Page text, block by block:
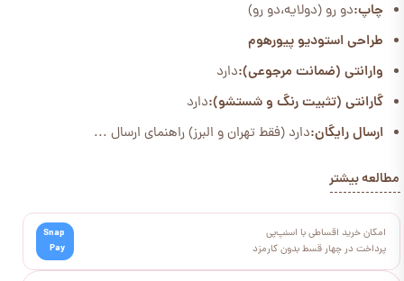
چاپ:دو رو (دولایه،دو رو)
طراحی استودیو پیورهوم
وارانتی (ضمانت مرجوعی):دارد
گارانتی (تثبیت رنگ و شستشو):دارد
ارسال رایگان:دارد (فقط تهران و البرز) راهنمای ارسال ...
مطالعه بیشتر
امکان خرید اقساطی با اسنپ‌پی
پرداخت در چهار قسط بدون کارمزد
Snap
Pay